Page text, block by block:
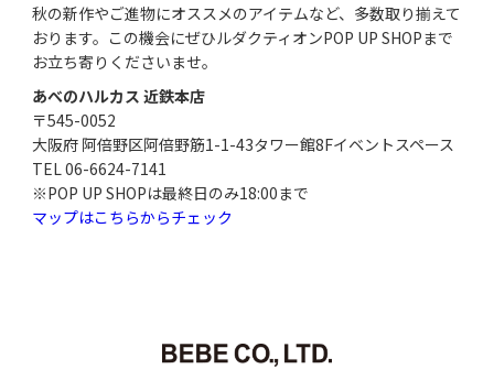
秋の新作やご進物にオススメのアイテムなど、多数取り揃えて
おります。この機会にぜひルダクティオンPOP UP SHOPまで
お立ち寄りくださいませ。
あべのハルカス 近鉄本店
〒545-0052
大阪府 阿倍野区阿倍野筋1-1-43タワー館8Fイベントスペース
TEL 06-6624-7141
※POP UP SHOPは最終日のみ18:00まで
マップはこちらからチェック